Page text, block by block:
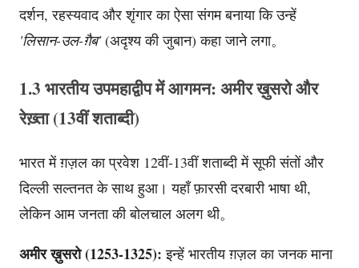
दर्शन, रहस्यवाद और शृंगार का ऐसा संगम बनाया कि उन्हें
'लिसान-उल-ग़ैब'(अदृश्य की जुबान) कहा जाने लगा。
1.3 भारतीय उपमहाद्वीप में आगमन: अमीर ख़ुसरो और
रेख़्ता (13वीं शताब्दी)
भारत में ग़ज़ल का प्रवेश 12वीं-13वीं शताब्दी में सूफी संतों और
दिल्ली सल्तनत के साथ हुआ। यहाँ फ़ारसी दरबारी भाषा थी,
लेकिन आम जनता की बोलचाल अलग थी。
अमीर ख़ुसरो (1253-1325): इन्हें भारतीय ग़ज़ल का जनक माना